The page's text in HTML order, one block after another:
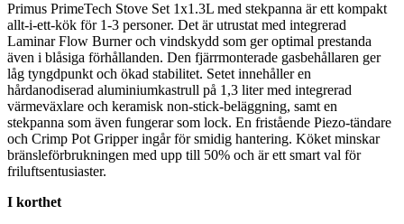
Primus PrimeTech Stove Set 1x1.3L med stekpanna är ett kompakt
allt-i-ett-kök för 1-3 personer. Det är utrustat med integrerad
Laminar Flow Burner och vindskydd som ger optimal prestanda
även i blåsiga förhållanden. Den fjärrmonterade gasbehållaren ger
låg tyngdpunkt och ökad stabilitet. Setet innehåller en
hårdanodiserad aluminiumkastrull på 1,3 liter med integrerad
värmeväxlare och keramisk non-stick-beläggning, samt en
stekpanna som även fungerar som lock. En fristående Piezo-tändare
och Crimp Pot Gripper ingår för smidig hantering. Köket minskar
bränsleförbrukningen med upp till 50% och är ett smart val för
friluftsentusiaster.
I korthet